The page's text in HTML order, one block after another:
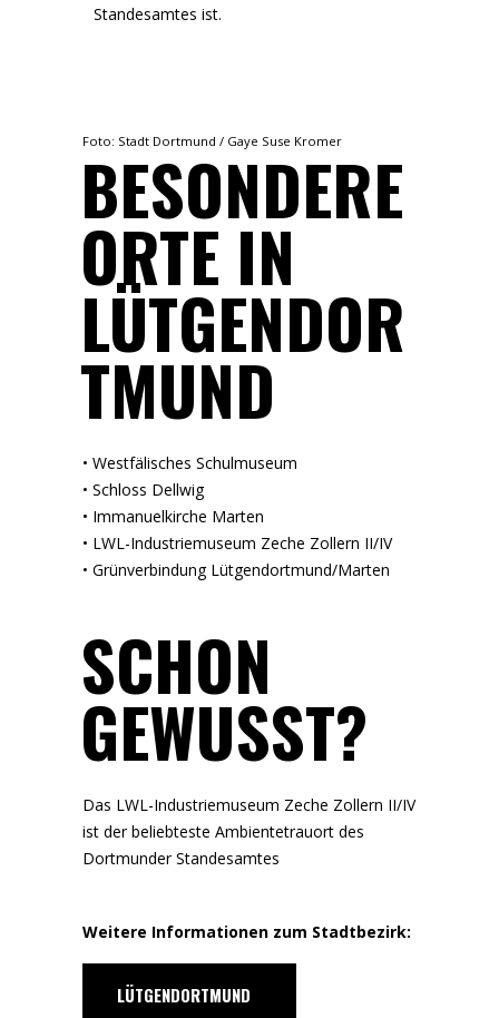
Standesamtes ist.
Foto: Stadt Dortmund / Gaye Suse Kromer
BESONDERE
ORTE IN
LÜTGENDOR
TMUND
• Westfälisches Schulmuseum
• Schloss Dellwig
• Immanuelkirche Marten
• LWL-Industriemuseum Zeche Zollern II/IV
• Grünverbindung Lütgendortmund/Marten
SCHON
GEWUSST?
Das LWL-Industriemuseum Zeche Zollern II/IV
ist der beliebteste Ambientetrauort des
Dortmunder Standesamtes
Weitere Informationen zum Stadtbezirk:
LÜTGENDORTMUND